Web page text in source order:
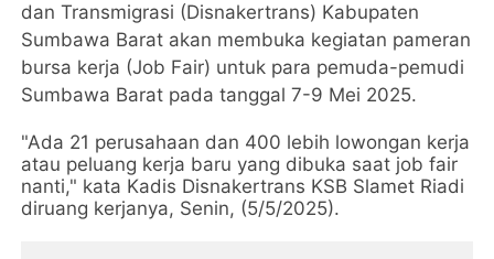
dan Transmigrasi (Disnakertrans) Kabupaten
Sumbawa Barat akan membuka kegiatan pameran
bursa kerja (Job Fair) untuk para pemuda-pemudi
Sumbawa Barat pada tanggal 7-9 Mei 2025.
"Ada 21 perusahaan dan 400 lebih lowongan kerja
atau peluang kerja baru yang dibuka saat job fair
nanti," kata Kadis Disnakertrans KSB Slamet Riadi
diruang kerjanya, Senin, (5/5/2025).